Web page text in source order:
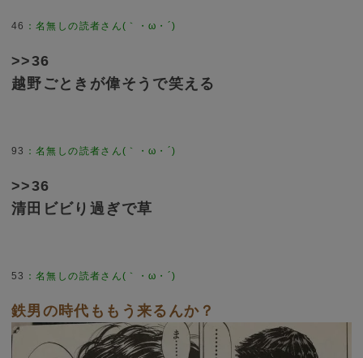
46
>>36
越野ごときが偉そうで笑える
93
>>36
清田ビビり過ぎで草
53
鉄男の時代ももう来るんか？